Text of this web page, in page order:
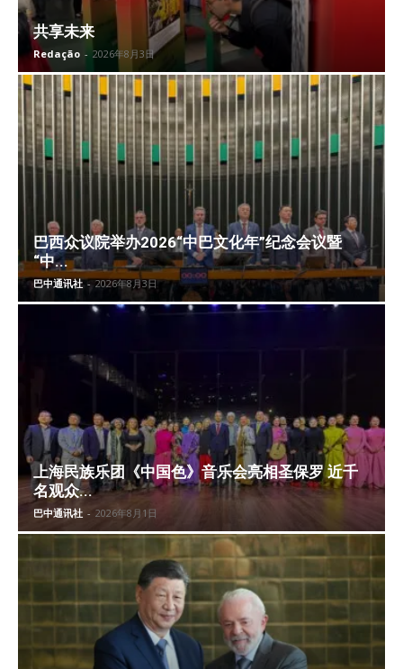
共享未来
Redação - 2026年8月3日
巴西众议院举办2026“中巴文化年”纪念会议暨
“中...
巴中通讯社 - 2026年8月3日
上海民族乐团《中国色》音乐会亮相圣保罗 近千
名观众...
巴中通讯社 - 2026年8月1日